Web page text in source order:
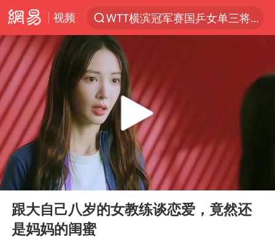
视频
WTT横滨冠军赛国乒女单三将晋级四强
光影经济撬动暑期消费新蓝海
白海豚将正面袭击贯穿浙江
杭州全市有序停课
黄金牛市回来了吗
购飞机票7分钟后退票被扣2022元
Play
00:00
跟大自己八岁的女教练谈恋爱，竟然还
是妈妈的闺蜜